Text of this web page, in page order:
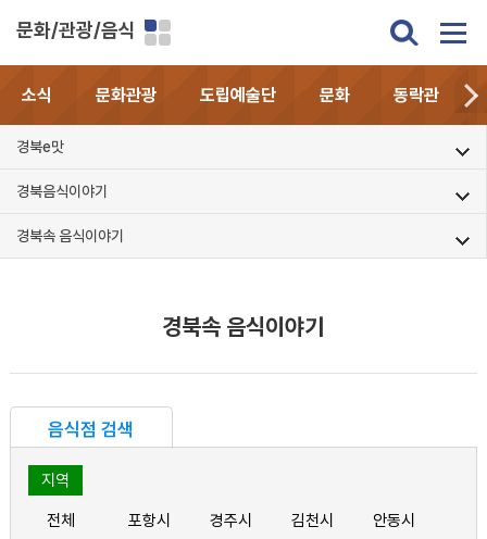
문화/관광/음식
소식 문화관광 도립예술단 문화 동락관
경북e맛
경북음식이야기
경북속 음식이야기
경북속 음식이야기
음식점 검색
지역
전체 포항시 경주시 김천시
안동시